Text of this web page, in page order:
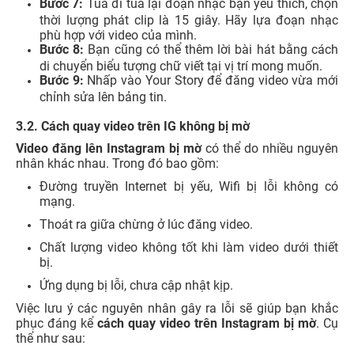
Bước 7: Tua đi tua lại đoạn nhạc bạn yêu thích, chọn
thời lượng phát clip là 15 giây. Hãy lựa đoạn nhạc
phù hợp với video của mình.
Bước 8: Bạn cũng có thể thêm lời bài hát bằng cách
di chuyển biểu tượng chữ viết tại vị trí mong muốn.
Bước 9: Nhấp vào Your Story để đăng video vừa mới
chỉnh sửa lên bảng tin.
3.2. Cách quay video trên IG không bị mờ
Video đăng lên Instagram bị mờcó thể do nhiều nguyên
nhân khác nhau. Trong đó bao gồm:
Đường truyền Internet bị yếu, Wifi bị lỗi không có
mạng.
Thoát ra giữa chừng ở lúc đăng video.
Chất lượng video không tốt khi làm video dưới thiết
bị.
Ứng dụng bị lỗi, chưa cập nhật kịp.
Việc lưu ý các nguyên nhân gây ra lỗi sẽ giúp bạn khắc
phục đáng kể cách quay video trên Instagram bị mờ. Cụ
thể như sau: